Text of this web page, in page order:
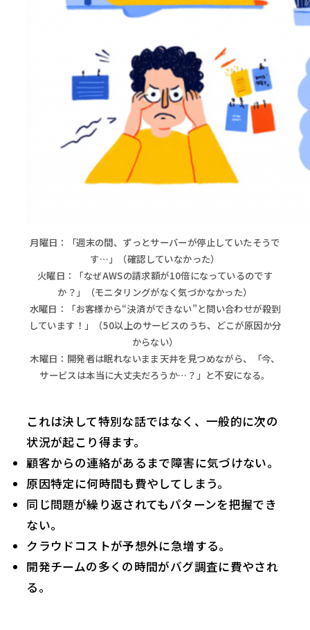
月曜日：「週末の間、ずっとサーバーが停止していたそうで
す…」（確認していなかった）
火曜日：「なぜAWSの請求額が10倍になっているのです
か？」（モニタリングがなく気づかなかった）
水曜日：「お客様から“決済ができない”と問い合わせが殺到
しています！」（50以上のサービスのうち、どこが原因か分
からない）
木曜日：開発者は眠れないまま天井を見つめながら、「今、
サービスは本当に大丈夫だろうか…？」と不安になる。
これは決して特別な話ではなく、一般的に次の
状況が起こり得ます。
顧客からの連絡があるまで障害に気づけない。
原因特定に何時間も費やしてしまう。
同じ問題が繰り返されてもパターンを把握でき
ない。
クラウドコストが予想外に急増する。
開発チームの多くの時間がバグ調査に費やされ
る。